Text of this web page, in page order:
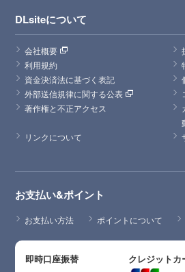
DLsiteについて
会社概要
利用規約
資金決済法に基づく表記
外部送信規律に関する公表
著作権と不正アクセス
リンクについて
お支払い&ポイント
お支払い方法 ポイントについて
即時口座振替 クレジットカ